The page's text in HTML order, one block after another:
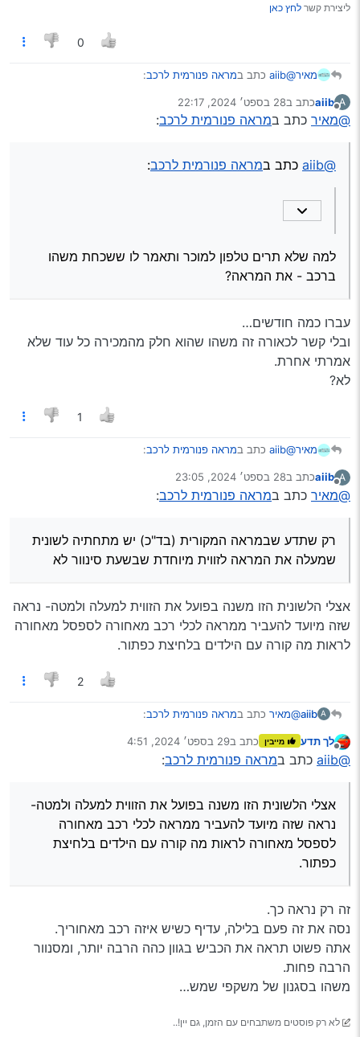
ליצירת קשר לחץ כאן
0
מאיר@aiib כתב במראה פנורמית לרכב:
שכחתי להסיר אותה לפני המכירה
למה שלא תרים טלפון למוכר ותאמר לו ששכחת משהו ברכב -
את המראה?
A
aiibכתב ב28 בספט׳ 2024, 22:17
נערך לאחרונה על ידי
@מאיר כתב במראה פנורמית לרכב:
@aiib כתב במראה פנורמית לרכב:
למה שלא תרים טלפון למוכר ותאמר לו ששכחת משהו
ברכב - את המראה?
עברו כמה חודשים…
ובלי קשר לכאורה זה משהו שהוא חלק מהמכירה כל עוד שלא
אמרתי אחרת.
לא?
1
מאיר@aiib כתב במראה פנורמית לרכב:
ברכב הישן הייתה לי מראה פנורמית, לצערי שכחתי להסיר
מאד מעצבנת.
אודה לקישור למראה פנורמית זולה ומומלצת.
שמעלה את המראה לזווית מיוחדת שבשעת סינוור לא מסתנוורים
מחד אך עדיין רואים את החלק האחורי (אל תשאל אותי איך זה
עובד). ואת זה אין במראות הפנורמיות האלו. (אולי יש את זה
A
מנותק
aiibכתב ב28 בספט׳ 2024, 23:05
נערך לאחרונה על ידי
@מאיר כתב במראה פנורמית לרכב:
רק שתדע שבמראה המקורית (בד"כ) יש מתחתיה לשונית
שמעלה את המראה לזווית מיוחדת שבשעת סינוור לא
אצלי הלשונית הזו משנה בפועל את הזווית למעלה ולמטה- נראה
שזה מיועד להעביר ממראה לכלי רכב מאחורה לספסל מאחורה
לראות מה קורה עם הילדים בלחיצת כפתור.
2
A
aiib@מאיר כתב במראה פנורמית לרכב:
רק שתדע שבמראה המקורית (בד"כ) יש מתחתיה לשונית
שזה מיועד להעביר ממראה לכלי רכב מאחורה לספסל מאחורה
לראות מה קורה עם הילדים בלחיצת כפתור.
מנותק
לך תדע מייבין כתב ב29 בספט׳ 2024, 4:51
נערך לאחרונה על ידי
@aiib כתב במראה פנורמית לרכב:
אצלי הלשונית הזו משנה בפועל את הזווית למעלה ולמטה-
נראה שזה מיועד להעביר ממראה לכלי רכב מאחורה
לספסל מאחורה לראות מה קורה עם הילדים בלחיצת
כפתור.
זה רק נראה כך.
נסה את זה פעם בלילה, עדיף כשיש איזה רכב מאחוריך.
אתה פשוט תראה את הכביש בגוון כהה הרבה יותר, ומסנוור
הרבה פחות.
משהו בסגנון של משקפי שמש…
לא רק פוסטים משתבחים עם הזמן, גם יין!..